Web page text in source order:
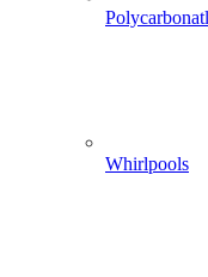
Whirlpools